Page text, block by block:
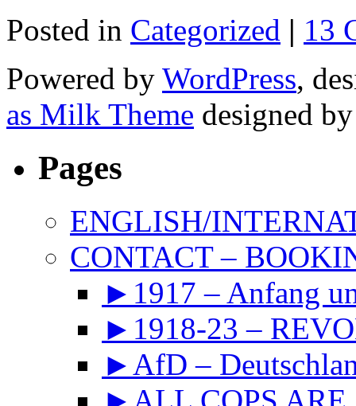
Posted in Categorized | 13
Powered by WordPress,
as Milk Theme designed
Pages
ENGLISH/
CONTACT –
►1917 – Anfang
►1918-23 –
►AfD –